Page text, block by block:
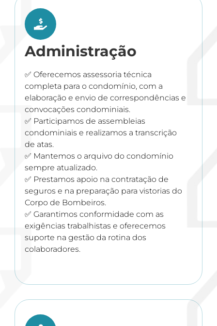
Administração
✅ Oferecemos assessoria técnica
completa para o condomínio, com a
elaboração e envio de correspondências e
convocações condominiais.
✅ Participamos de assembleias
condominiais e realizamos a transcrição
de atas.
✅ Mantemos o arquivo do condomínio
sempre atualizado.
✅ Prestamos apoio na contratação de
seguros e na preparação para vistorias do
Corpo de Bombeiros.
✅ Garantimos conformidade com as
exigências trabalhistas e oferecemos
suporte na gestão da rotina dos
colaboradores.